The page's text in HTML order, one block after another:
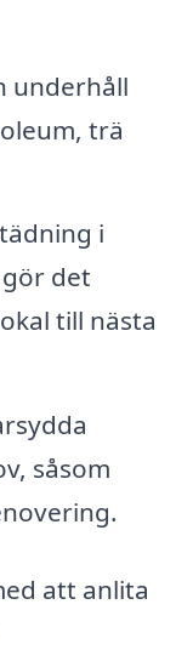
underhåll
trä
i
det
till nästa
såsom
att anlita